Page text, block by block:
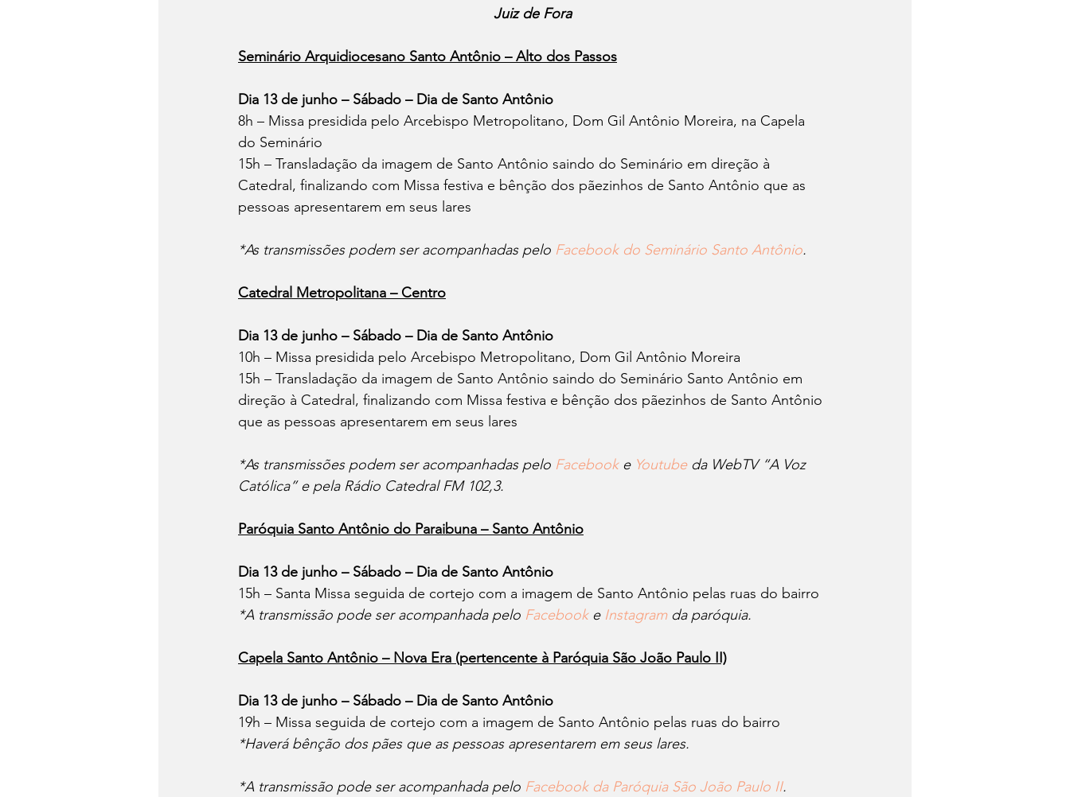
Juiz de Fora
Seminário Arquidiocesano Santo Antônio – Alto dos Passos
Dia 13 de junho – Sábado – Dia de Santo Antônio
8h – Missa presidida pelo Arcebispo Metropolitano, Dom Gil Antônio Moreira, na Capela
do Seminário
15h – Transladação da imagem de Santo Antônio saindo do Seminário em direção à
Catedral, finalizando com Missa festiva e bênção dos pãezinhos de Santo Antônio que as
pessoas apresentarem em seus lares
*As transmissões podem ser acompanhadas pelo Facebook do Seminário Santo Antônio.
Catedral Metropolitana – Centro
Dia 13 de junho – Sábado – Dia de Santo Antônio
10h – Missa presidida pelo Arcebispo Metropolitano, Dom Gil Antônio Moreira
15h – Transladação da imagem de Santo Antônio saindo do Seminário Santo Antônio em
direção à Catedral, finalizando com Missa festiva e bênção dos pãezinhos de Santo Antônio
que as pessoas apresentarem em seus lares
*As transmissões podem ser acompanhadas pelo Facebook e Youtube da WebTV “A Voz
Católica” e pela Rádio Catedral FM 102,3.
Paróquia Santo Antônio do Paraibuna – Santo Antônio
Dia 13 de junho – Sábado – Dia de Santo Antônio
15h – Santa Missa seguida de cortejo com a imagem de Santo Antônio pelas ruas do bairro
*A transmissão pode ser acompanhada pelo Facebook e Instagram da paróquia.
Capela Santo Antônio – Nova Era (pertencente à Paróquia São João Paulo II)
Dia 13 de junho – Sábado – Dia de Santo Antônio
19h – Missa seguida de cortejo com a imagem de Santo Antônio pelas ruas do bairro
*Haverá bênção dos pães que as pessoas apresentarem em seus lares.
*A transmissão pode ser acompanhada pelo Facebook da Paróquia São João Paulo II.